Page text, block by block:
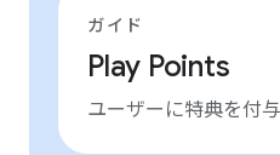
ガイド
Play Points
ユーザーに特典を付